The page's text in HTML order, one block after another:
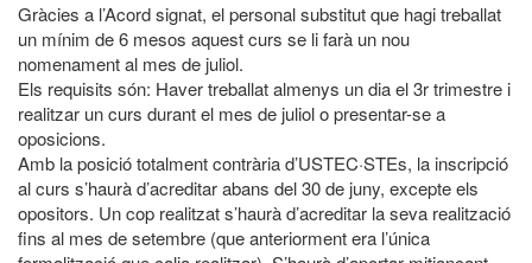
Gràcies a l’Acord signat, el personal substitut que hagi treballat
un mínim de 6 mesos aquest curs se li farà un nou
nomenament al mes de juliol.
Els requisits són: Haver treballat almenys un dia el 3r trimestre i
realitzar un curs durant el mes de juliol o presentar-se a
oposicions.
Amb la posició totalment contrària d’USTEC·STEs, la inscripció
al curs s’haurà d’acreditar abans del 30 de juny, excepte els
opositors. Un cop realitzat s’haurà d’acreditar la seva realització
fins al mes de setembre (que anteriorment era l’única